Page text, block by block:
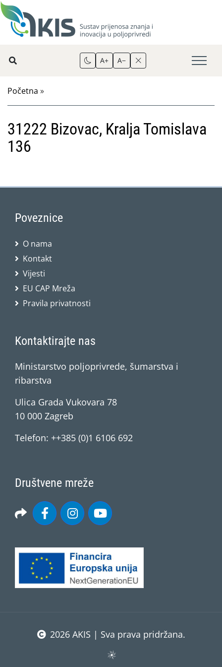
A+ A−
Početna »
31222 Bizovac, Kralja Tomislava
136
Poveznice
O nama
Kontakt
Vijesti
EU CAP Mreža
Pravila privatnosti
Kontaktirajte nas
Ministarstvo poljoprivrede, šumarstva i
ribarstva
Ulica Grada Vukovara 78
10 000 Zagreb
Telefon: ++385 (0)1 6106 692
Društvene mreže
2026 AKIS | Sva prava pridržana.